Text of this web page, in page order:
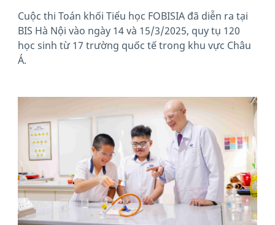
Cuộc thi Toán khối Tiểu học FOBISIA đã diễn ra tại
BIS Hà Nội vào ngày 14 và 15/3/2025, quy tụ 120
học sinh từ 17 trường quốc tế trong khu vực Châu
Á.